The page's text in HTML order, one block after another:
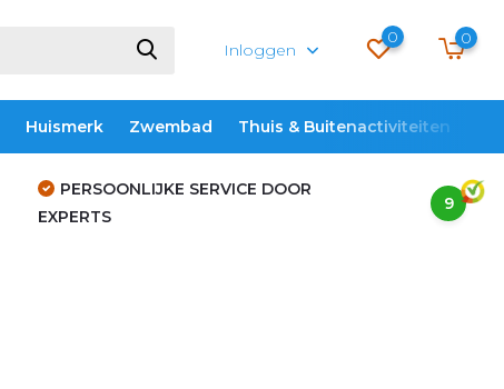
Inloggen
0 0
Huismerk Zwembad Thuis & Buitenactiviteiten
PERSOONLIJKE SERVICE DOOR
EXPERTS
9